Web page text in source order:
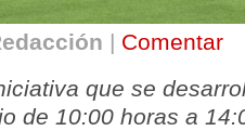
| Comentar
que se
de 10:00 horas a